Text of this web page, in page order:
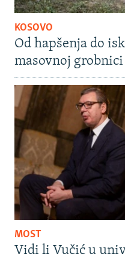
KOSOVO
Od hapšenja do
masovnoj
MOST
Vidi li Vučić u